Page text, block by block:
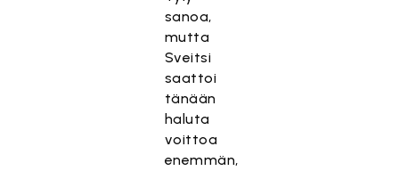
sanoa,
mutta
Sveitsi
saattoi
tänään
haluta
voittoa
enemmän,